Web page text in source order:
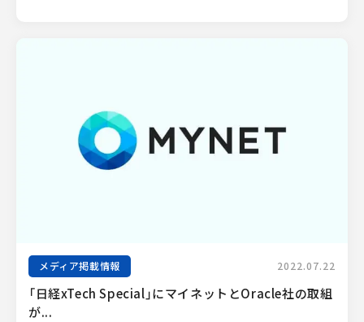
メディア掲載情報 2022.07.22
「日経xTech Special」にマイネットとOracle社の取組
が...